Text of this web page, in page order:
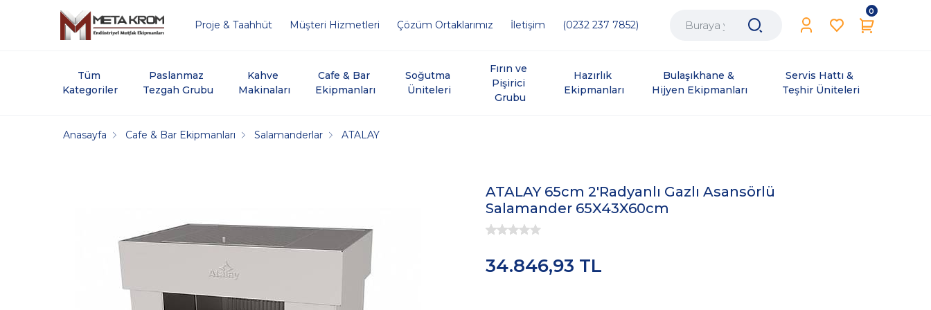
Proje & Taahhüt Müşteri Hizmetleri Çözüm Ortaklarımız İletişim (0232 237 7852)
0
Tüm
Kategoriler
Paslanmaz
Tezgah Grubu
Kahve
Makinaları
Cafe & Bar
Ekipmanları
Soğutma
Üniteleri
Fırın ve
Pişirici
Grubu
Hazırlık
Ekipmanları
Bulaşıkhane &
Hijyen Ekipmanları
Servis Hattı &
Teşhir Üniteleri
Anasayfa Cafe & Bar Ekipmanları Salamanderlar ATALAY
ATALAY 65cm 2'Radyanlı Gazlı Asansörlü
Salamander 65X43X60cm
34.846,93 TL